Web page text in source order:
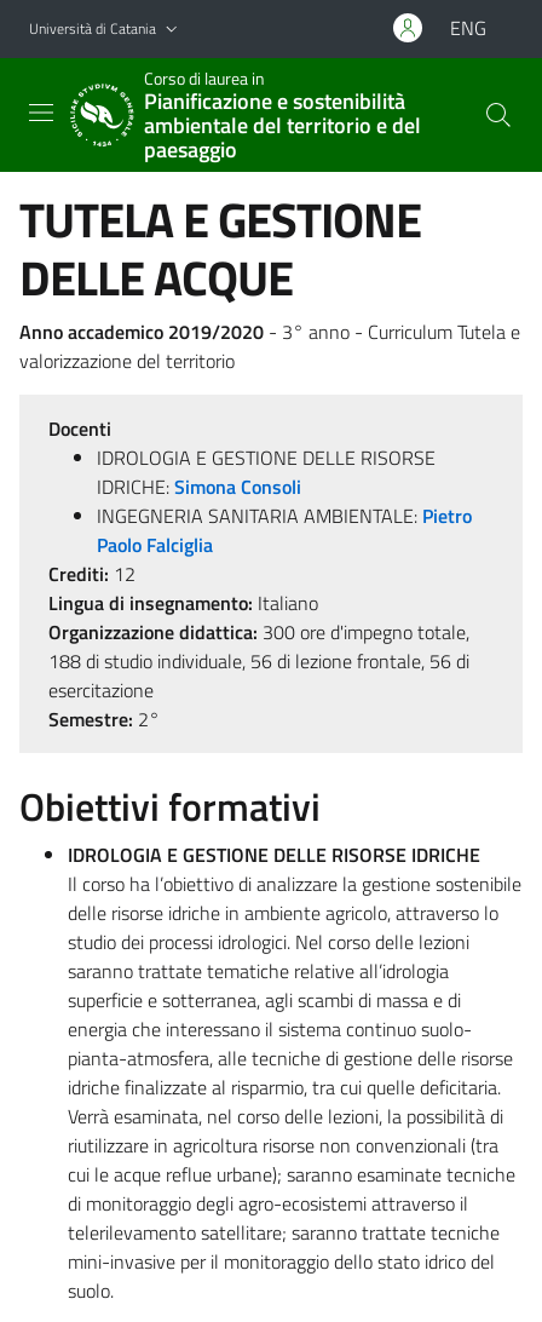
Vai al contenuto principale
Vai al menu di navigazione
Università di Catania ENG
Corso di laurea in
Pianificazione e sostenibilità
ambientale del territorio e del
paesaggio
TUTELA E GESTIONE
DELLE ACQUE
Anno accademico 2019/2020 - 3° anno - Curriculum Tutela e
valorizzazione del territorio
Docenti
IDROLOGIA E GESTIONE DELLE RISORSE
IDRICHE:Simona Consoli
INGEGNERIA SANITARIA AMBIENTALE: Pietro
Paolo Falciglia
Crediti: 12
Lingua di insegnamento: Italiano
Organizzazione didattica: 300 ore d'impegno totale,
188 di studio individuale, 56 di lezione frontale, 56 di
esercitazione
Semestre: 2°
Obiettivi formativi
IDROLOGIA E GESTIONE DELLE RISORSE IDRICHE
Il corso ha l’obiettivo di analizzare la gestione sostenibile
delle risorse idriche in ambiente agricolo, attraverso lo
studio dei processi idrologici. Nel corso delle lezioni
saranno trattate tematiche relative all’idrologia
superficie e sotterranea, agli scambi di massa e di
energia che interessano il sistema continuo suolo-
pianta-atmosfera, alle tecniche di gestione delle risorse
idriche finalizzate al risparmio, tra cui quelle deficitaria.
Verrà esaminata, nel corso delle lezioni, la possibilità di
riutilizzare in agricoltura risorse non convenzionali (tra
cui le acque reflue urbane); saranno esaminate tecniche
di monitoraggio degli agro-ecosistemi attraverso il
telerilevamento satellitare; saranno trattate tecniche
mini-invasive per il monitoraggio dello stato idrico del
suolo.